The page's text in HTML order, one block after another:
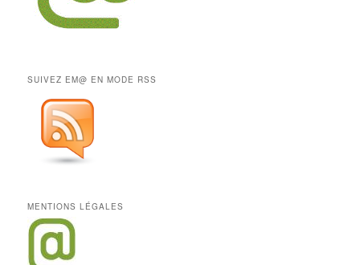
SUIVEZ EM@ EN MODE RSS
MENTIONS LÉGALES